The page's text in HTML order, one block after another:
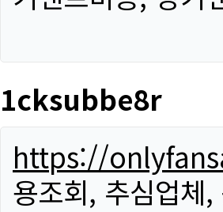
1cksubbe8r
https://
용조회, 추심업체,